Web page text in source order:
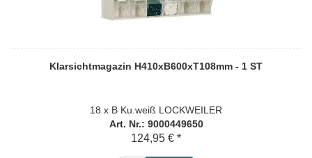
Klarsichtmagazin H410xB600xT108mm - 1 ST
18 x B Ku.weiß LOCKWEILER
Art. Nr.: 9000449650
124,95 € *